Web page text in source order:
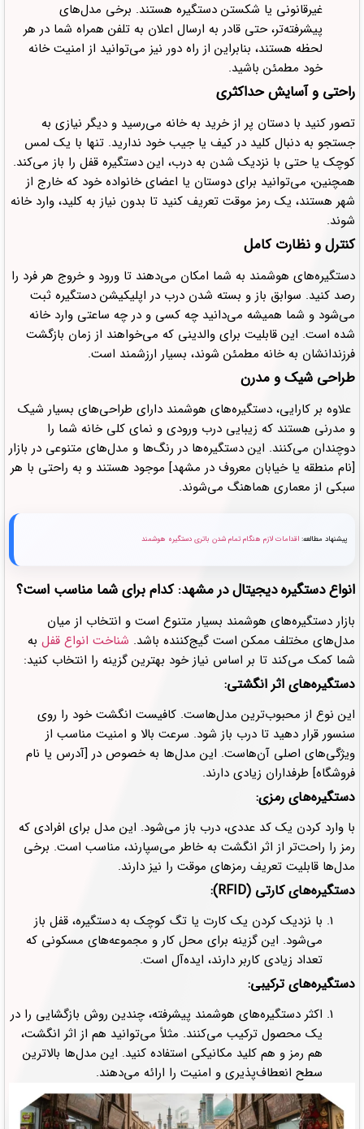
غیرقانونی یا شکستن دستگیره هستند. برخی مدل‌های
پیشرفته‌تر، حتی قادر به ارسال اعلان به تلفن همراه شما در هر
لحظه هستند، بنابراین از راه دور نیز می‌توانید از امنیت خانه
خود مطمئن باشید.
راحتی و آسایش حداکثری
تصور کنید با دستان پر از خرید به خانه می‌رسید و دیگر نیازی به
جستجو به دنبال کلید در کیف یا جیب خود ندارید. تنها با یک لمس
کوچک یا حتی با نزدیک شدن به درب، این دستگیره قفل را باز می‌کند.
همچنین، می‌توانید برای دوستان یا اعضای خانواده خود که خارج از
شهر هستند، یک رمز موقت تعریف کنید تا بدون نیاز به کلید، وارد خانه
شوند.
کنترل و نظارت کامل
دستگیره‌های هوشمند به شما امکان می‌دهند تا ورود و خروج هر فرد را
رصد کنید. سوابق باز و بسته شدن درب در اپلیکیشن دستگیره ثبت
می‌شود و شما همیشه می‌دانید چه کسی و در چه ساعتی وارد خانه
شده است. این قابلیت برای والدینی که می‌خواهند از زمان بازگشت
فرزندانشان به خانه مطمئن شوند، بسیار ارزشمند است.
طراحی شیک و مدرن
علاوه بر کارایی، دستگیره‌های هوشمند دارای طراحی‌های بسیار شیک
و مدرنی هستند که زیبایی درب ورودی و نمای کلی خانه شما را
دوچندان می‌کنند. این دستگیره‌ها در رنگ‌ها و مدل‌های متنوعی در بازار
[نام منطقه یا خیابان معروف در مشهد] موجود هستند و به راحتی با هر
سبکی از معماری هماهنگ می‌شوند.
پیشنهاد مطالعه: اقدامات لازم هنگام تمام شدن باتری دستگیره هوشمند
انواع دستگیره دیجیتال در مشهد: کدام برای شما مناسب است؟
بازار دستگیره‌های هوشمند بسیار متنوع است و انتخاب از میان
مدل‌های مختلف ممکن است گیج‌کننده باشد. شناخت انواع قفل به
شما کمک می‌کند تا بر اساس نیاز خود بهترین گزینه را انتخاب کنید:
دستگیره‌های اثر انگشتی:
این نوع از محبوب‌ترین مدل‌هاست. کافیست انگشت خود را روی
سنسور قرار دهید تا درب باز شود. سرعت بالا و امنیت مناسب از
ویژگی‌های اصلی آن‌هاست. این مدل‌ها به خصوص در [آدرس یا نام
فروشگاه] طرفداران زیادی دارند.
دستگیره‌های رمزی:
با وارد کردن یک کد عددی، درب باز می‌شود. این مدل برای افرادی که
رمز را راحت‌تر از اثر انگشت به خاطر می‌سپارند، مناسب است. برخی
مدل‌ها قابلیت تعریف رمزهای موقت را نیز دارند.
دستگیره‌های کارتی (RFID):
با نزدیک کردن یک کارت یا تگ کوچک به دستگیره، قفل باز
می‌شود. این گزینه برای محل کار و مجموعه‌های مسکونی که
تعداد زیادی کاربر دارند، ایده‌آل است.
دستگیره‌های ترکیبی:
اکثر دستگیره‌های هوشمند پیشرفته، چندین روش بازگشایی را در
یک محصول ترکیب می‌کنند. مثلاً می‌توانید هم از اثر انگشت،
هم رمز و هم کلید مکانیکی استفاده کنید. این مدل‌ها بالاترین
سطح انعطاف‌پذیری و امنیت را ارائه می‌دهند.